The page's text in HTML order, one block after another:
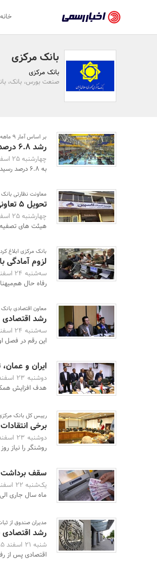
رسمی
-
اخبار
تایید
سازمان‌ها
و
روابط
عمومی‌ها
خانه
بانک مرکزی
بانک مرکزی
صنعت بورس، بانک،
بر اساس آمار 9 ماهه اعلام شد
رشد 6.8 درصدی تولید کارگاه های بزرگ صنعتی
چهارشنبه 25 اسفند 95، 15:54 -
به 6.8 درصد رسید.
معاونت نظارتی بانک
تحویل 5 تعاونی از 8 تعاونی منحله به موسسه کاسپین
چهارشنبه 25 اسفند 95، 09:27 -
هیئت های تصفیه
بانک مرکزی ابلاغ کرد
لزوم آمادگی
سه‌شنبه 24 اسفند 95، 08:49 -
رفاه حال
معاون اقتصادی
رشد اقتصادی فصل
سه‌شنبه 24 اسفند 95، 08:35 -
این رقم در فصل
ایران و
دوشنبه 23 اسفند 95، 10:07 -
هدف افزایش
رییس کل بانک
برخی
دوشنبه 23 اسفند 95، 09:20 -
روشنگر را نیاز
سقف برداشت
یک‌شنبه 22 اسفند 95، 09:57 -
ماه سال جاری الی 15‏ فرودین ماه سال 1396 مجازند سقف بر ...
مدیران صندوق از
رشد اقتصادی پیش
شنبه 21 اسفند 95، 08:37 -
اقتصادی پس از